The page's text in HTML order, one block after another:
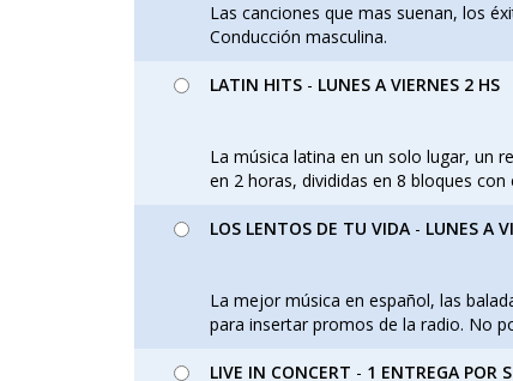
Las canciones que mas suenan, los
Conducción masculina.
LATIN HITS - LUNES A VIERNES 2 HS
La música latina en un solo lugar, un
en 2 horas, divididas en 8 bloques
LOS LENTOS DE TU VIDA - LUNES A
La mejor música en español, las
para insertar promos de la radio. No
LIVE IN CONCERT - 1 ENTREGA POR